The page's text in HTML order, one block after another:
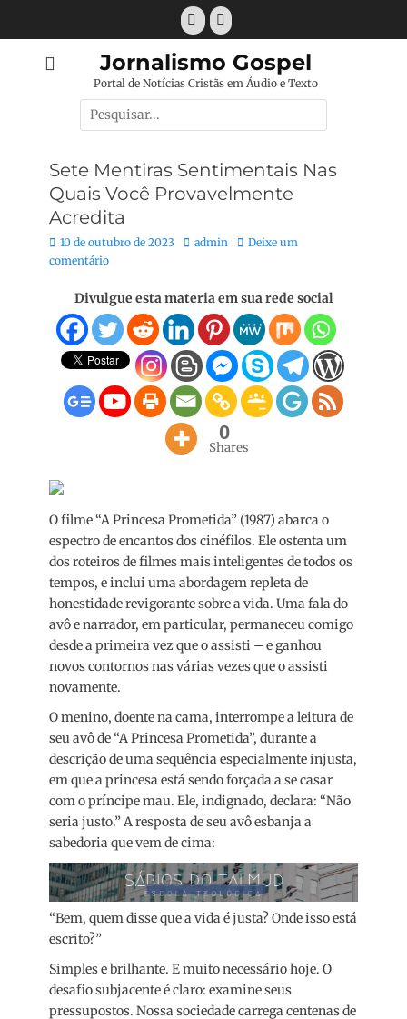
conteúdo
Facebook
E-
mail
Jornalismo Gospel
Portal de Notícias Cristãs em Áudio e Texto
Pesquisar
por:
Sete Mentiras Sentimentais Nas
Quais Você Provavelmente
Acredita
Posted
on
10 de outubro de 2023 Autor:
admin
Deixe um
comentário
Divulgue esta materia em sua rede social
0
Shares
O filme “A Princesa Prometida” (1987) abarca o
espectro de encantos dos cinéfilos. Ele ostenta um
dos roteiros de filmes mais inteligentes de todos os
tempos, e inclui uma abordagem repleta de
honestidade revigorante sobre a vida. Uma fala do
avô e narrador, em particular, permaneceu comigo
desde a primeira vez que o assisti – e ganhou
novos contornos nas várias vezes que o assisti
novamente.
O menino, doente na cama, interrompe a leitura de
seu avô de “A Princesa Prometida”, durante a
descrição de uma sequência especialmente injusta,
em que a princesa está sendo forçada a se casar
com o príncipe mau. Ele, indignado, declara: “Não
seria justo.” A resposta de seu avô esbanja a
sabedoria que vem de cima:
“Bem, quem disse que a vida é justa? Onde isso está
escrito?”
Simples e brilhante. E muito necessário hoje. O
desafio subjacente é claro: examine seus
pressupostos. Nossa sociedade carrega centenas de